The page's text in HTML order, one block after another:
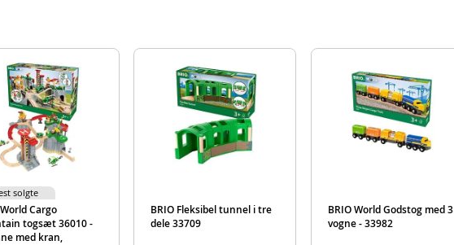
EAN 7312350360998
Mærke
Cargo
togsæt 36010 -
med kran,
solgte
BRIO Fleksibel tunnel i tre
dele 33709
BRIO World Godstog med 3
vogne - 33982